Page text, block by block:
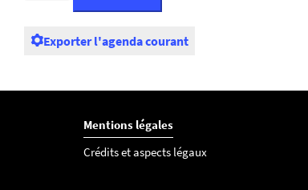
Exporter l'agenda courant
Mentions légales
Crédits et aspects légaux